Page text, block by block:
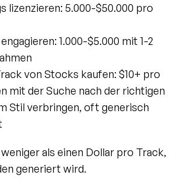
lizenzieren: 5.000-$50.000 pro
1.000-$5.000 mit 1-2
von Stocks kaufen: $10+ pro
mit der Suche nach der richtigen
Stil verbringen, oft generisch
als einen Dollar pro Track,
generiert wird.